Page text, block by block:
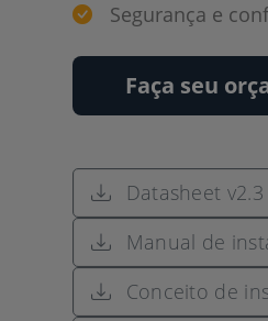
Segurança e
Faça seu
Datasheet v2.3
Manual de
Conceito de